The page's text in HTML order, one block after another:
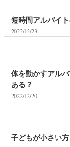
短時間アルバイ
2022/12/23
体を動かすアル
ある？
2022/12/20
子どもが小さい